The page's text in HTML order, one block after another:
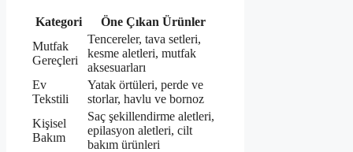
Kategori
Öne Çıkan Ürünler
Mutfak
Gereçleri
Tencereler, tava setleri,
kesme aletleri, mutfak
aksesuarları
Ev
Tekstili
Yatak örtüleri, perde ve
storlar, havlu ve bornoz
Kişisel
Bakım
Saç şekillendirme aletleri,
epilasyon aletleri, cilt
bakım ürünleri